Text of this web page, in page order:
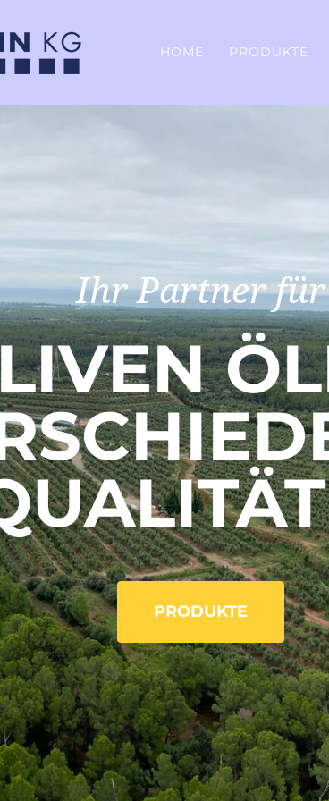
HOME PRODUKTE
Ihr Partner für
PRODUKTE